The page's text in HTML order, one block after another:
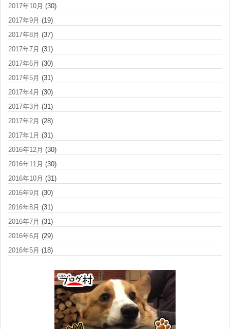
2017年10月 (30)
2017年9月 (19)
2017年8月 (37)
2017年7月 (31)
2017年6月 (30)
2017年5月 (31)
2017年4月 (30)
2017年3月 (31)
2017年2月 (28)
2017年1月 (31)
2016年12月 (30)
2016年11月 (30)
2016年10月 (31)
2016年9月 (30)
2016年8月 (31)
2016年7月 (31)
2016年6月 (29)
2016年5月 (18)